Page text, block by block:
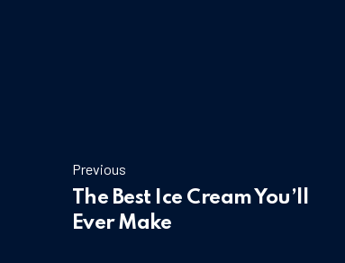
Previous
The Best Ice Cream You’ll
Ever Make